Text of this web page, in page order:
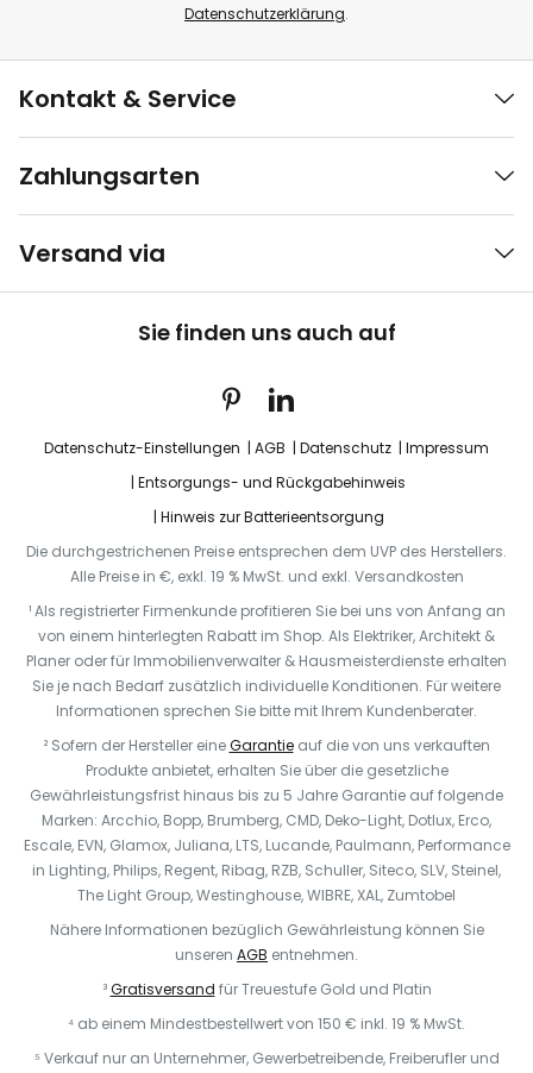
Datenschutzerklärung.
Kontakt & Service
Zahlungsarten
Versand via
Sie finden uns auch auf
Datenschutz-Einstellungen AGB Datenschutz
Impressum
Entsorgungs- und Rückgabehinweis
Hinweis zur Batterieentsorgung
Die durchgestrichenen Preise entsprechen dem UVP des Herstellers.
Alle Preise in €, exkl. 19 % MwSt. und exkl. Versandkosten
¹ Als registrierter Firmenkunde profitieren Sie bei uns von Anfang an
von einem hinterlegten Rabatt im Shop. Als Elektriker, Architekt &
Planer oder für Immobilienverwalter & Hausmeisterdienste erhalten
Sie je nach Bedarf zusätzlich individuelle Konditionen. Für weitere
Informationen sprechen Sie bitte mit Ihrem Kundenberater.
² Sofern der Hersteller eineGarantieauf die von uns verkauften
Produkte anbietet, erhalten Sie über die gesetzliche
Gewährleistungsfrist hinaus bis zu 5 Jahre Garantie auf folgende
Marken: Arcchio, Bopp, Brumberg, CMD, Deko-Light, Dotlux, Erco,
Escale, EVN, Glamox, Juliana, LTS, Lucande, Paulmann, Performance
in Lighting, Philips, Regent, Ribag, RZB, Schuller, Siteco, SLV, Steinel,
The Light Group, Westinghouse, WIBRE, XAL, Zumtobel
Nähere Informationen bezüglich Gewährleistung können Sie
unseren AGB entnehmen.
³Gratisversand für Treuestufe Gold und Platin
⁴ ab einem Mindestbestellwert von 150 € inkl. 19 % MwSt.
⁵ Verkauf nur an Unternehmer, Gewerbetreibende, Freiberufler und